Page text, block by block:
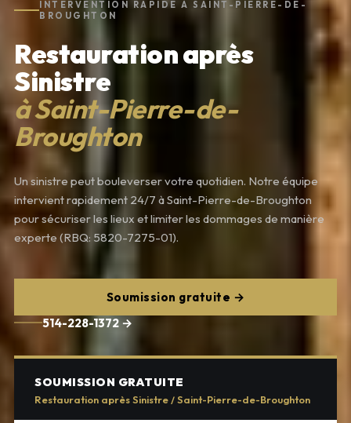
INTERVENTION RAPIDE À SAINT-PIERRE-DE-
BROUGHTON
Restauration après
Sinistre
à Saint-Pierre-de-
Broughton
Un sinistre peut bouleverser votre quotidien. Notre équipe
intervient rapidement 24/7 à Saint-Pierre-de-Broughton
pour sécuriser les lieux et limiter les dommages de manière
experte (RBQ: 5820-7275-01).
Soumission gratuite →
514-228-1372 →
SOUMISSION GRATUITE
Restauration après Sinistre / Saint-Pierre-de-Broughton